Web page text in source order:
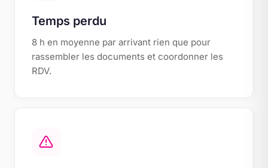
Temps perdu
8 h en moyenne par arrivant rien que pour
rassembler les documents et coordonner les
RDV.